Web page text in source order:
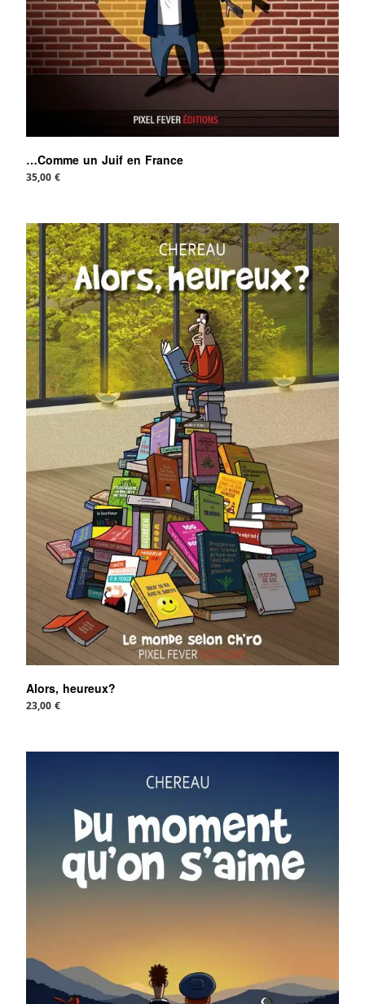
…Comme un Juif en France
35,00 €
Alors, heureux?
23,00 €